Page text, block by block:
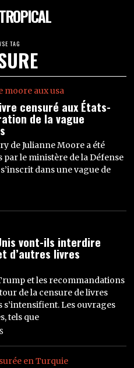
TAG
censuré aux États-
de la vague
de Julianne Moore a été
le ministère de la Défense
dans une vague de
vont-ils interdire
d’autres livres
et les recommandations
de la censure de livres
s’intensifient. Les ouvrages
tels que